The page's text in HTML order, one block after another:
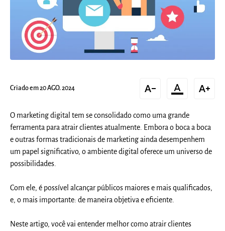
Criado em 20 AGO. 2024 text_decrease format_color_text text_increase
O marketing digital tem se consolidado como uma grande
ferramenta para atrair clientes atualmente. Embora o boca a boca
e outras formas tradicionais de marketing ainda desempenhem
um papel significativo, o ambiente digital oferece um universo de
possibilidades.
Com ele, é possível alcançar públicos maiores e mais qualificados,
e, o mais importante: de maneira objetiva e eficiente.
Neste artigo, você vai entender melhor como atrair clientes